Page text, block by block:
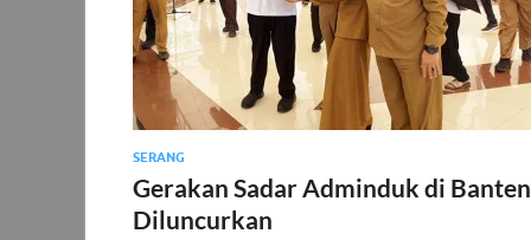
SERANG
Gerakan Sadar Adminduk di Banten
Diluncurkan